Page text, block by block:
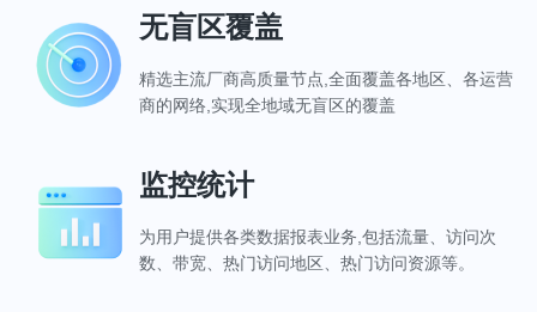
无盲区覆盖
精选主流厂商高质量节点,全面覆盖各地区、各运营
商的网络,实现全地域无盲区的覆盖
监控统计
为用户提供各类数据报表业务,包括流量、访问次
数、带宽、热门访问地区、热门访问资源等。